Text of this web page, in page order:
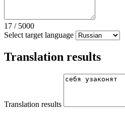
17 / 5000
Select target language
Translation results
Translation results